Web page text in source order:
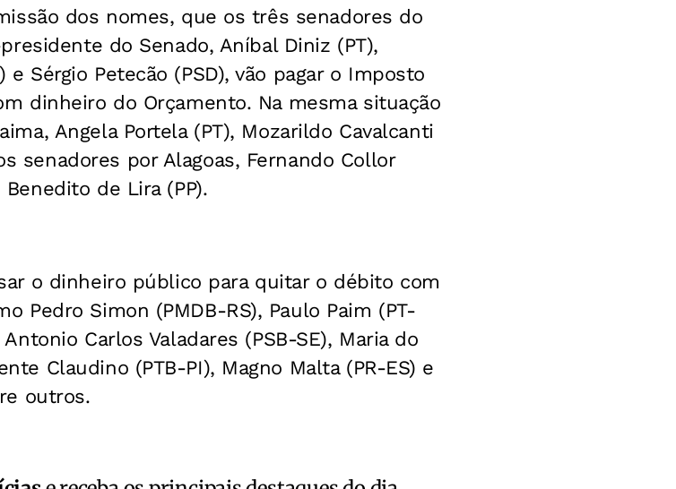
dos nomes, que os três senadores do
do Senado, Aníbal Diniz (PT),
Sérgio Petecão (PSD), vão pagar o Imposto
dinheiro do Orçamento. Na mesma situação
Angela Portela (PT), Mozarildo Cavalcanti
senadores por Alagoas, Fernando Collor
Benedito de Lira (PP).
o dinheiro público para quitar o débito com
Pedro Simon (PMDB-RS), Paulo Paim (PT-
Carlos Valadares (PSB-SE), Maria do
Claudino (PTB-PI), Magno Malta (PR-ES) e
outros.